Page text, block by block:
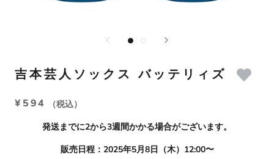
吉本芸人ソックス バッテリィズ
¥594
（税込）
発送までに2から3週間かかる場合がございます。
販売日程：2025年5月8日（木）12:00〜